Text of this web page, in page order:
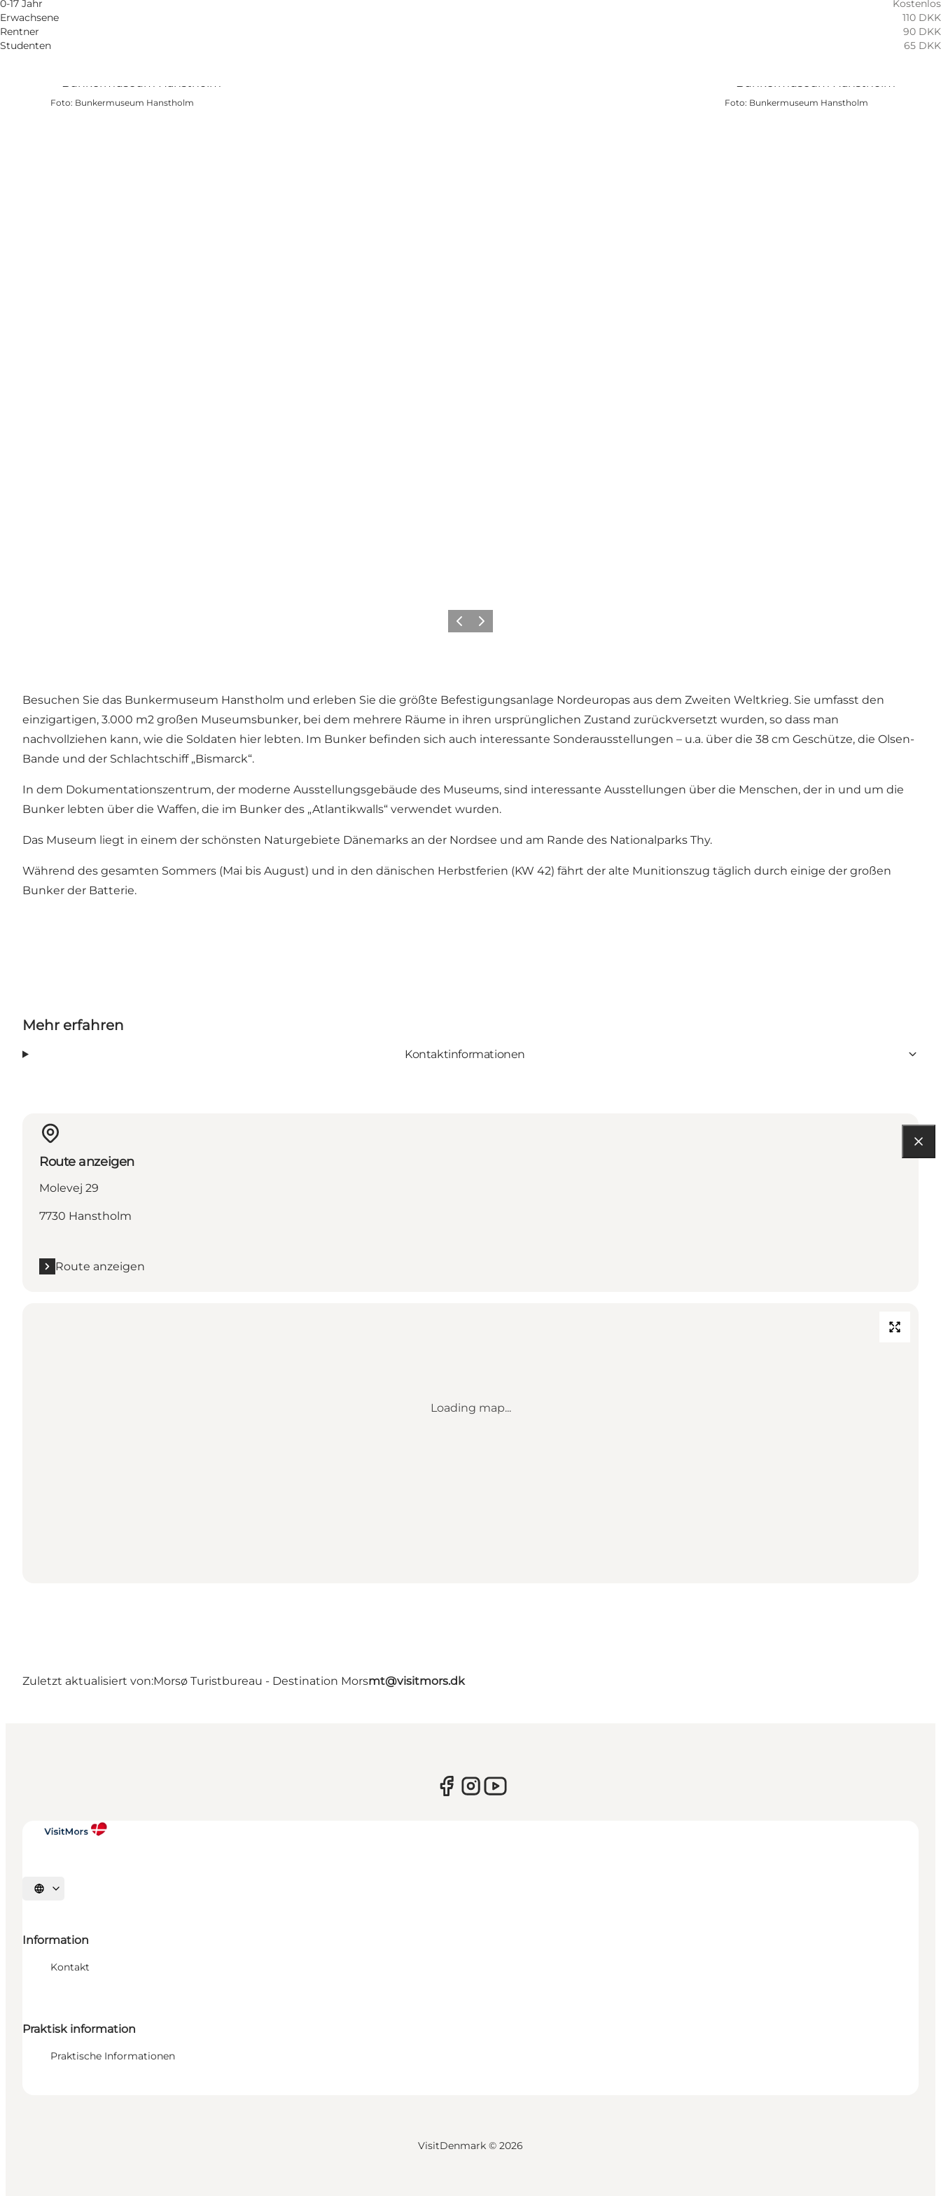
0-17 Jahr
Kostenlos
Erwachsene
110 DKK
Rentner
90 DKK
Studenten
65 DKK
Foto: Bunkermuseum Hanstholm Foto: Bunkermuseum Hanstholm
Vorherige Folie
Nächste Folie
Besuchen Sie das Bunkermuseum Hanstholm und erleben Sie die größte Befestigungsanlage Nordeuropas aus dem Zweiten Weltkrieg. Sie umfasst den
einzigartigen, 3.000 m2 großen Museumsbunker, bei dem mehrere Räume in ihren ursprünglichen Zustand zurückversetzt wurden, so dass man
nachvollziehen kann, wie die Soldaten hier lebten. Im Bunker befinden sich auch interessante Sonderausstellungen – u.a. über die 38 cm Geschütze, die Olsen-
Bande und der Schlachtschiff „Bismarck“.
In dem Dokumentationszentrum, der moderne Ausstellungsgebäude des Museums, sind interessante Ausstellungen über die Menschen, der in und um die
Bunker lebten über die Waffen, die im Bunker des „Atlantikwalls“ verwendet wurden.
Das Museum liegt in einem der schönsten Naturgebiete Dänemarks an der Nordsee und am Rande des Nationalparks Thy.
Während des gesamten Sommers (Mai bis August) und in den dänischen Herbstferien (KW 42) fährt der alte Munitionszug täglich durch einige der großen
Bunker der Batterie.
Mehr erfahren
Kontaktinformationen
Route anzeigen
Molevej 29
7730 Hanstholm
Route anzeigen
Loading map...
Zuletzt aktualisiert von:Morsø Turistbureau - Destination Morsmt@visitmors.dk
Sprache auswählen
Information
Kontakt
Praktisk information
Praktische Informationen
VisitDenmark © 2026